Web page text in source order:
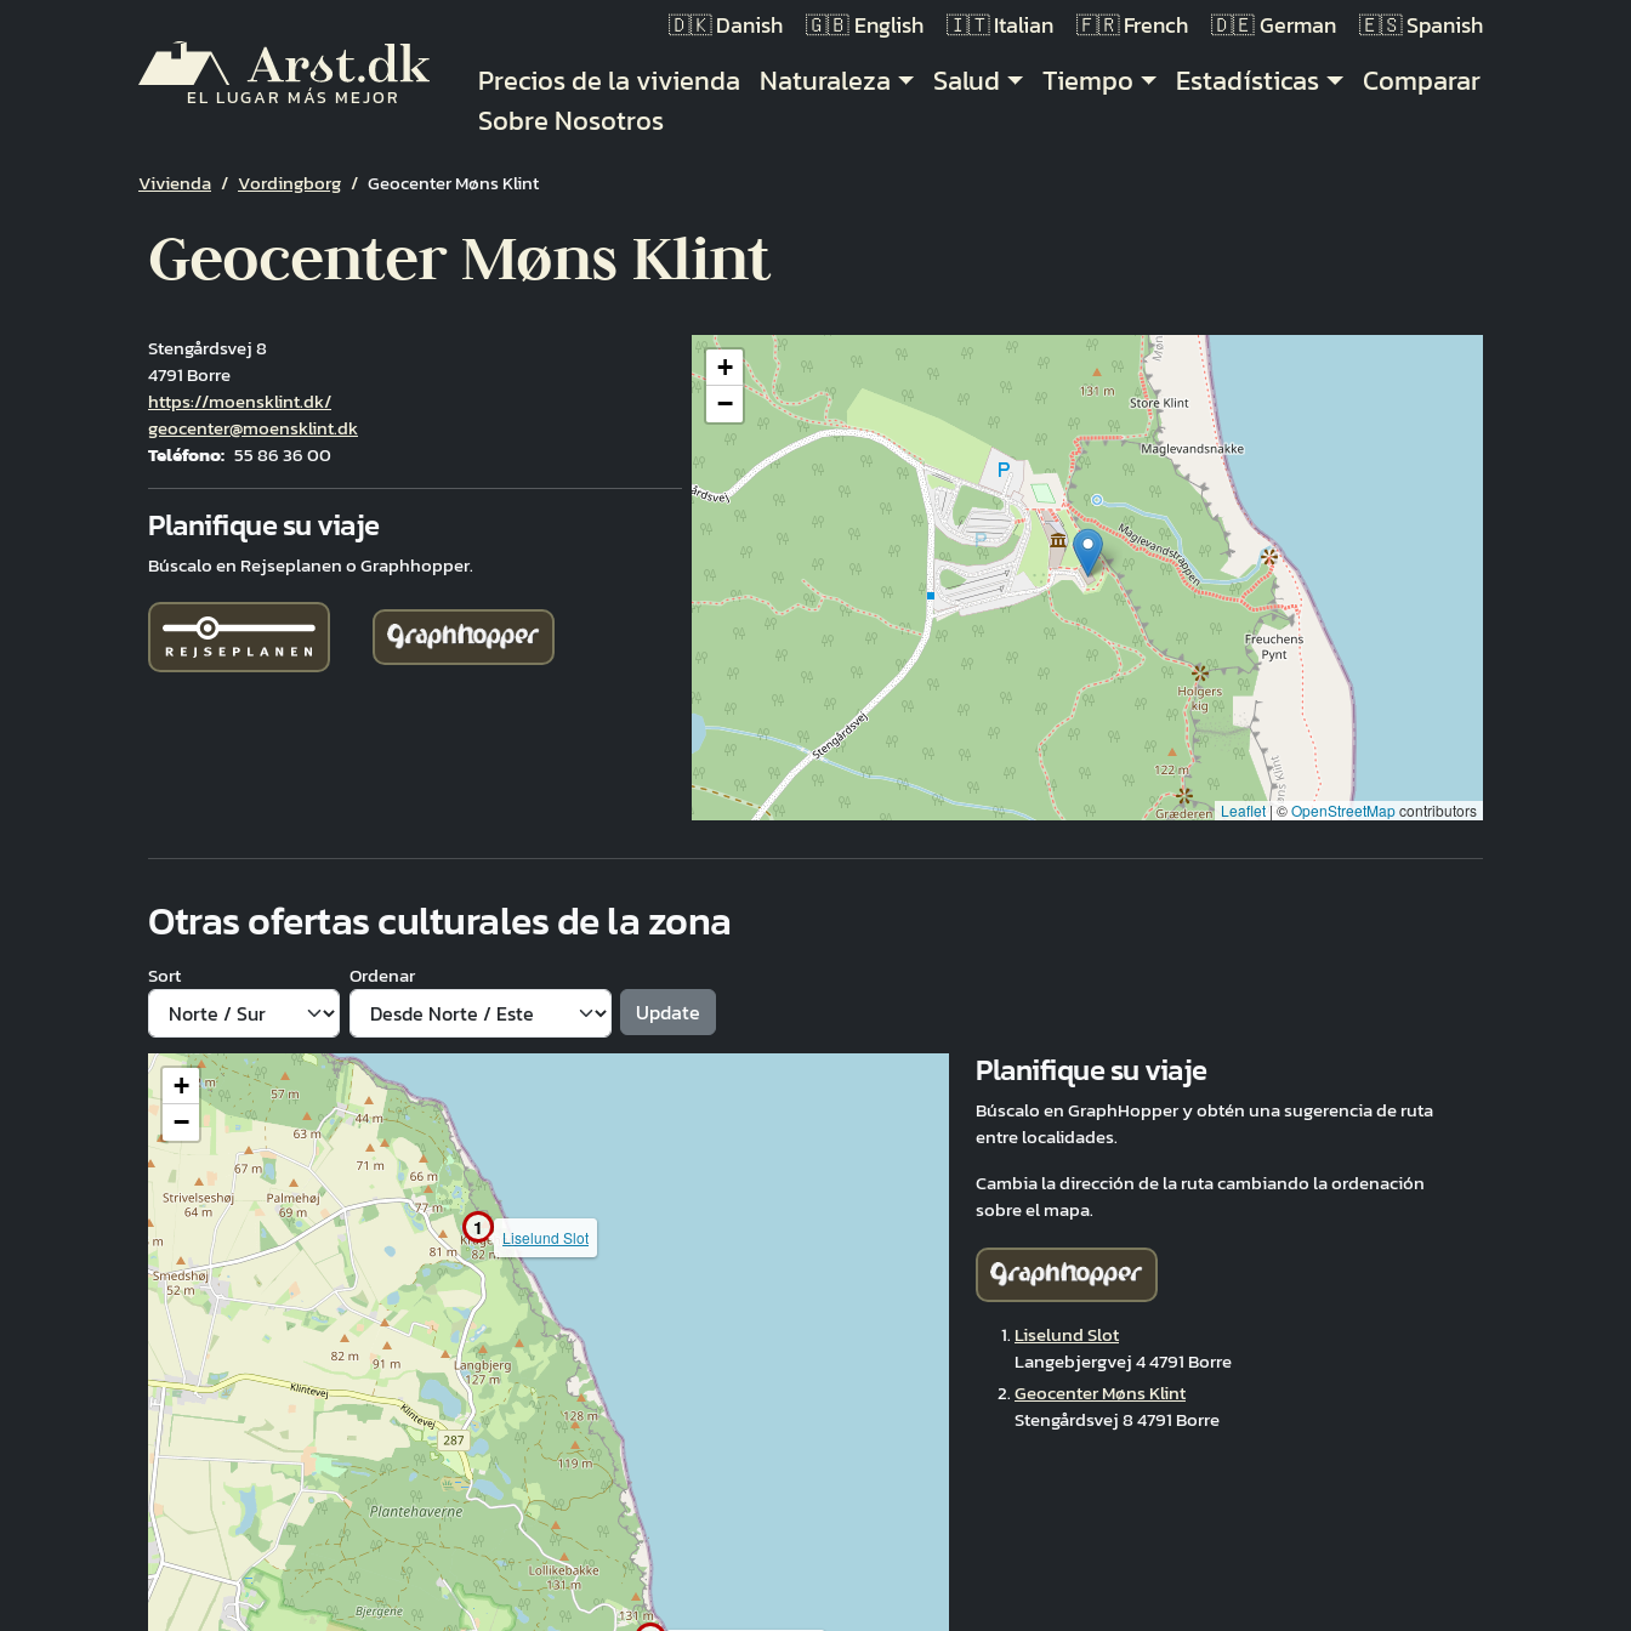
EL LUGAR MÁS MEJOR
Danish English Italian French German Spanish
Navegación principal
Precios de la vivienda Naturaleza Salud Tiempo Estadísticas
Comparar
Sobre Nosotros
Ruta de navegación
Vivienda Vordingborg Geocenter Møns Klint
Geocenter Møns Klint
Stengårdsvej 8
4791 Borre
Hjemmeside
https://moensklint.dk/
Correo electrónico
geocenter@moensklint.dk
Teléfono 55 86 36 00
Planifique su viaje
Búscalo en Rejseplanen o Graphhopper.
+
−
Leaflet | ©OpenStreetMapcontributors
Otras ofertas culturales de la zona
Sort Ordenar
1 Liselund Slot
+
−
Planifique su viaje
Búscalo en GraphHopper y obtén una sugerencia de ruta
entre localidades.
Cambia la dirección de la ruta cambiando la ordenación
sobre el mapa.
Liselund Slot
Langebjergvej 4 4791 Borre
Geocenter Møns Klint
Stengårdsvej 8 4791 Borre